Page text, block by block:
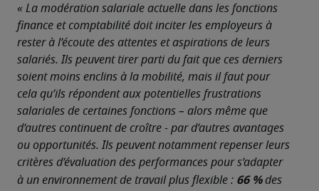
« La modération salariale actuelle dans les fonctions
finance et comptabilité doit inciter les employeurs à
rester à l’écoute des attentes et aspirations de leurs
salariés. Ils peuvent tirer parti du fait que ces derniers
soient moins enclins à la mobilité, mais il faut pour
cela qu’ils répondent aux potentielles frustrations
salariales de certaines fonctions – alors même que
d’autres continuent de croître - par d’autres avantages
ou opportunités. Ils peuvent notamment repenser leurs
critères d’évaluation des performances pour s’adapter
à un environnement de travail plus flexible : 66 % des